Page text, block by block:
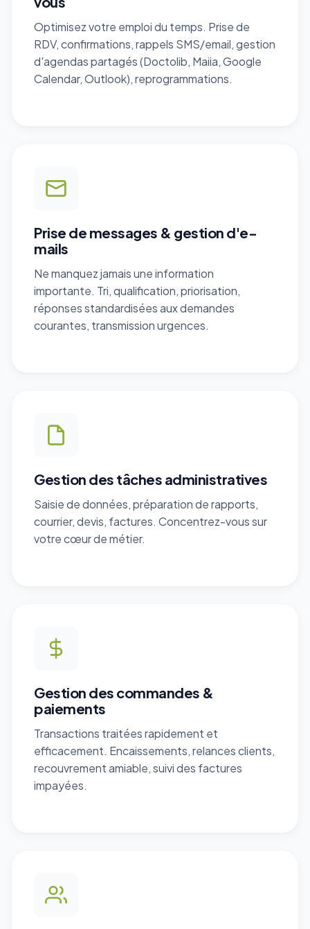
Optimisez votre emploi du temps. Prise de
RDV, confirmations, rappels SMS/email, gestion
d'agendas partagés (Doctolib, Maiia, Google
Calendar, Outlook), reprogrammations.
Prise de messages & gestion d'e-
mails
Ne manquez jamais une information
importante. Tri, qualification, priorisation,
réponses standardisées aux demandes
courantes, transmission urgences.
Gestion des tâches administratives
Saisie de données, préparation de rapports,
courrier, devis, factures. Concentrez-vous sur
votre cœur de métier.
Gestion des commandes &
paiements
Transactions traitées rapidement et
efficacement. Encaissements, relances clients,
recouvrement amiable, suivi des factures
impayées.